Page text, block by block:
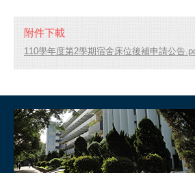
附件下載
110學年度第2學期宿舍床位後補申請公告